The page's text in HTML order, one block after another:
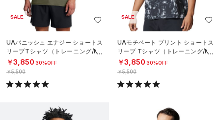
SALE
UAバニッシュ エナジー ショートス
リーブTシャツ（トレーニング/ME
N）
￥3,850 30%OFF
￥5,500
SALE
UAモチベート プリント ショートス
リーブ Tシャツ（トレーニング/ME
N）
￥3,850 30%OFF
￥5,500